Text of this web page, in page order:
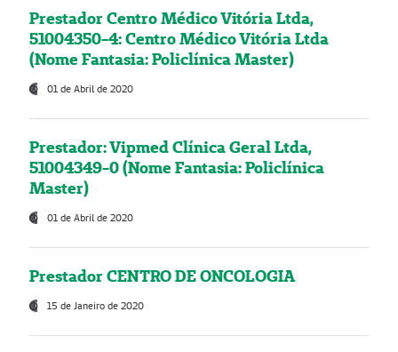
Prestador Centro Médico Vitória Ltda,
51004350-4: Centro Médico Vitória Ltda
(Nome Fantasia: Policlínica Master)
01 de Abril de 2020
Prestador: Vipmed Clínica Geral Ltda,
51004349-0 (Nome Fantasia: Policlínica
Master)
01 de Abril de 2020
Prestador CENTRO DE ONCOLOGIA
15 de Janeiro de 2020